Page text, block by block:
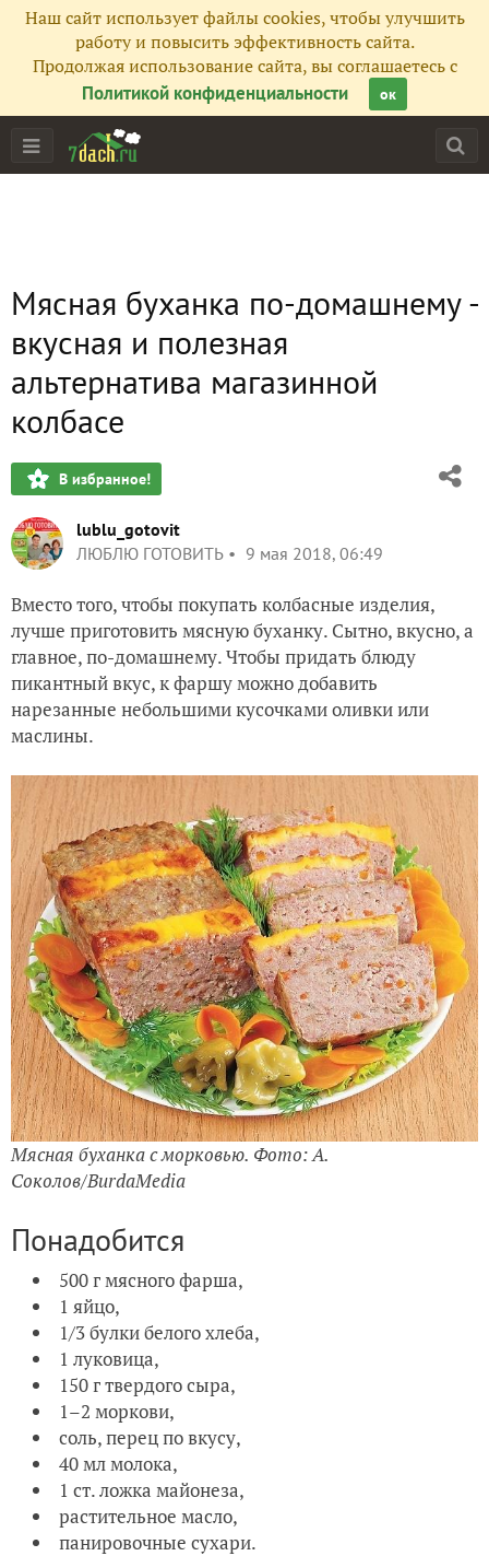
Наш сайт использует файлы cookies, чтобы улучшить
работу и повысить эффективность сайта.
Продолжая использование сайта, вы соглашаетесь с
Политикой конфиденциальности
ок
Мясная буханка по-домашнему -
вкусная и полезная
альтернатива магазинной
колбасе
В избранное!
lublu_gotovit
ЛЮБЛЮ ГОТОВИТЬ
9 мая 2018, 06:49
Вместо того, чтобы покупать колбасные изделия,
лучше приготовить мясную буханку. Сытно, вкусно, а
главное, по-домашнему. Чтобы придать блюду
пикантный вкус, к фаршу можно добавить
нарезанные небольшими кусочками оливки или
маслины.
Мясная буханка с морковью. Фото: А.
Соколов/BurdaMedia
Понадобится
500 г мясного фарша,
1 яйцо,
1/3 булки белого хлеба,
1 луковица,
150 г твердого сыра,
1–2 моркови,
соль, перец по вкусу,
40 мл молока,
1 ст. ложка майонеза,
растительное масло,
панировочные сухари.